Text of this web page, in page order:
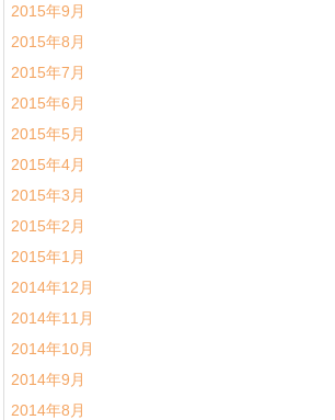
2015年9月
2015年8月
2015年7月
2015年6月
2015年5月
2015年4月
2015年3月
2015年2月
2015年1月
2014年12月
2014年11月
2014年10月
2014年9月
2014年8月